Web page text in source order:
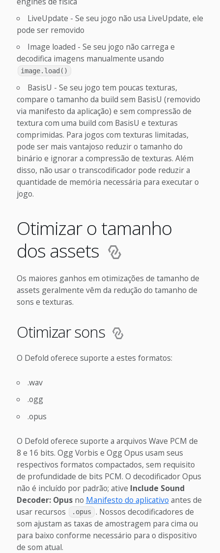
LiveUpdate - Se seu jogo não usa LiveUpdate, ele
pode ser removido
Image loaded - Se seu jogo não carrega e
decodifica imagens manualmente usando
image.load()
BasisU - Se seu jogo tem poucas texturas,
compare o tamanho da build sem BasisU (removido
via manifesto da aplicação) e sem compressão de
textura com uma build com BasisU e texturas
comprimidas. Para jogos com texturas limitadas,
pode ser mais vantajoso reduzir o tamanho do
binário e ignorar a compressão de texturas. Além
disso, não usar o transcodificador pode reduzir a
quantidade de memória necessária para executar o
jogo.
Otimizar o tamanho
dos assets
Os maiores ganhos em otimizações de tamanho de
assets geralmente vêm da redução do tamanho de
sons e texturas.
Otimizar sons
O Defold oferece suporte a estes formatos:
.wav
.ogg
.opus
O Defold oferece suporte a arquivos Wave PCM de
8 e 16 bits. Ogg Vorbis e Ogg Opus usam seus
respectivos formatos compactados, sem requisito
de profundidade de bits PCM. O decodificador Opus
não é incluído por padrão; ative Include Sound
Decoder: Opusno Manifesto do aplicativo antes de
usar recursos
.opus
. Nossos decodificadores de
som ajustam as taxas de amostragem para cima ou
para baixo conforme necessário para o dispositivo
de som atual.